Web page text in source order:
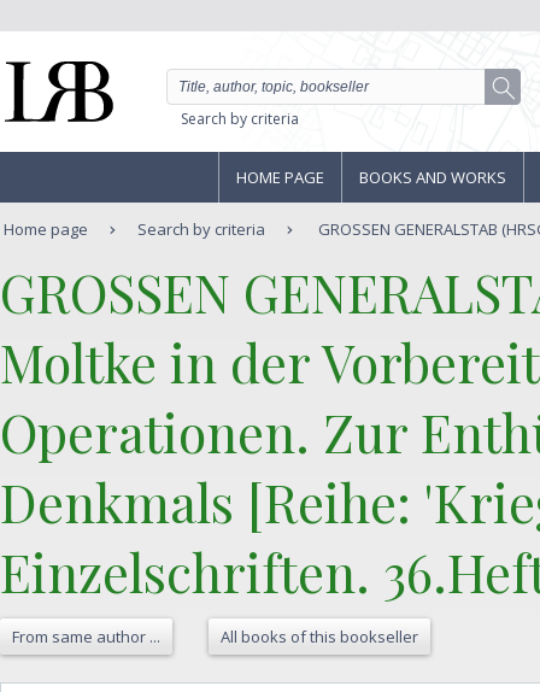
Search by criteria
HOME PAGE BOOKS AND WORKS
Home page Search by criteria GROSSEN GENERALSTAB
‎GROSSEN
‎Moltke in der
Operationen. Zur
Denkmals [Reihe:
Einzelschriften.
From same author ... All books of this bookseller